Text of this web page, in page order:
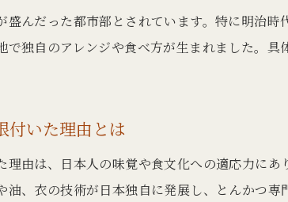
とんかつ発祥地の
とんかつ誕生の背景
とんかつとは何か和食と
とんかつとは何か和
盛んだった都市部とされています。特に明治
で独自のアレンジや食べ方が生まれました。
付いた理由とは
理由は、日本人の味覚や食文化への適応力に
油、衣の技術が日本独自に発展し、とんかつ